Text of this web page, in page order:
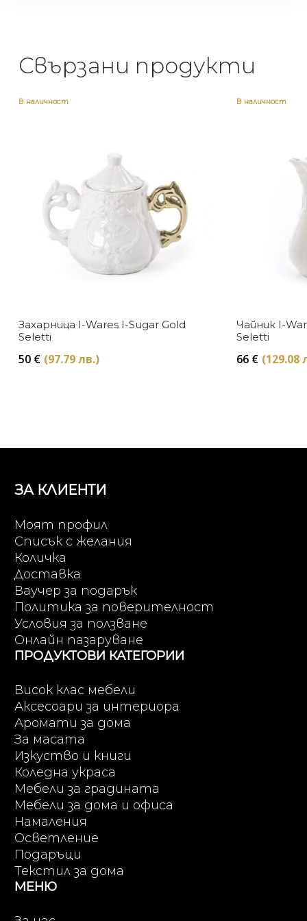
Свързани продукти
В наличност
Захарница I-Wares I-Sugar Gold
Seletti
50 € (97.79 лв.)
В наличност
Чайник I-
Seletti
66 € (129.08
ЗА КЛИЕНТИ
Моят профил
Списък с желания
Количка
Доставка
Ваучер за подарък
Политика за поверителност
Условия за ползване
Онлайн пазаруване
ПРОДУКТОВИ КАТЕГОРИИ
Висок клас мебели
Аксесоари за интериора
Аромати за дома
За масата
Изкуство и книги
Коледна украса
Мебели за градината
Мебели за дома и офиса
Намаления
Осветление
Подаръци
Текстил за дома
МЕНЮ